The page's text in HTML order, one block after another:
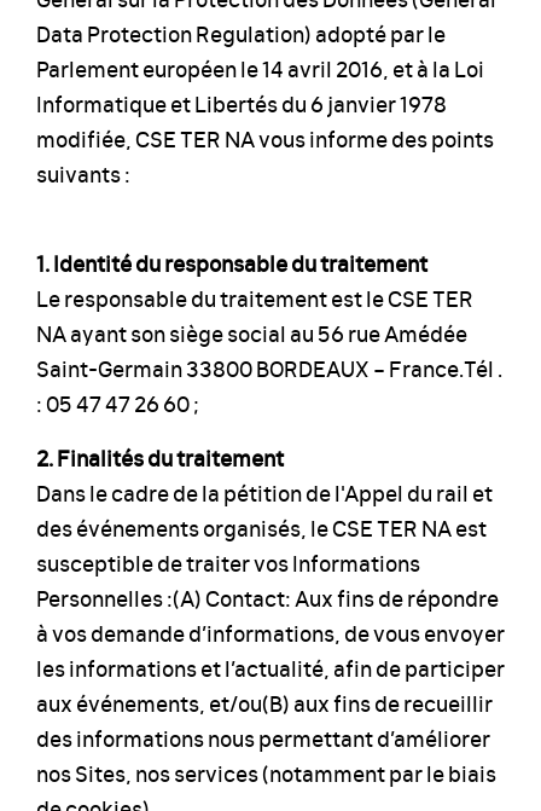
Data Protection Regulation) adopté par le
Parlement européen le 14 avril 2016, et à la Loi
Informatique et Libertés du 6 janvier 1978
modifiée, CSE TER NA vous informe des points
suivants :
1. Identité du responsable du traitement
Le responsable du traitement est le CSE TER
NA ayant son siège social au 56 rue Amédée
Saint-Germain 33800 BORDEAUX – France.Tél .
: 05 47 47 26 60 ;
2. Finalités du traitement
Dans le cadre de la pétition de l'Appel du rail et
des événements organisés, le CSE TER NA est
susceptible de traiter vos Informations
Personnelles :(A) Contact: Aux fins de répondre
à vos demande d’informations, de vous envoyer
les informations et l’actualité, afin de participer
aux événements, et/ou(B) aux fins de recueillir
des informations nous permettant d’améliorer
nos Sites, nos services (notamment par le biais